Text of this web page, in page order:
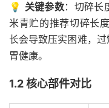
💡 关键参数：切碎长
米青贮的推荐切碎长
长会导致压实困难，
胃健康。
1.2 核心部件对比